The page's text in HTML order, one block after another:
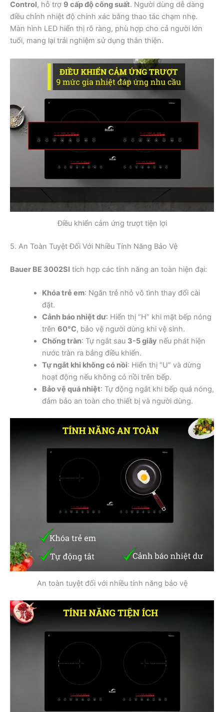
Control, hỗ trợ 9 cấp độ công suất. Người dùng dễ dàng
điều chỉnh nhiệt độ chính xác bằng thao tác chạm nhẹ.
Màn hình LED hiển thị rõ ràng, phù hợp cho cả người lớn
tuổi, mang lại trải nghiệm sử dụng thân thiện.
Điều khiển cảm ứng trượt tiện lợi
5. An Toàn Tuyệt Đối Với Nhiều Tính Năng Bảo Vệ
Bauer BE 3002SI tích hợp các tính năng an toàn hiện đại:
Khóa trẻ em: Ngăn trẻ nhỏ vô tình thay đổi cài
đặt.
Cảnh báo nhiệt dư: Hiển thị “H” khi mặt bếp nóng
trên 60°C, bảo vệ người dùng khi vệ sinh.
Chống tràn: Tự ngắt sau 3-5 giây nếu phát hiện
nước tràn ra bảng điều khiển.
Tự ngắt khi không có nồi: Hiển thị “U” và dừng
hoạt động nếu không có nồi trên bếp.
Bảo vệ quá nhiệt: Tự động ngắt khi bếp quá nóng,
đảm bảo an toàn cho thiết bị và người dùng.
An toàn tuyệt đối với nhiều tính năng bảo vệ